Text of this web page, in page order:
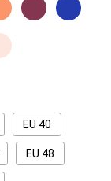
EU 40
EU 48